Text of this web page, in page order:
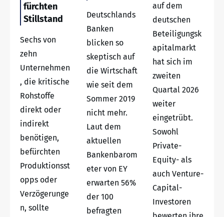
fürchten
Stillstand
Sechs von
zehn
Unternehmen
, die kritische
Rohstoffe
direkt oder
indirekt
benötigen,
befürchten
Produktionsst
opps oder
Verzögerunge
n, sollte
Deutschlands
Banken
blicken so
skeptisch auf
die Wirtschaft
wie seit dem
Sommer 2019
nicht mehr.
Laut dem
aktuellen
Bankenbarom
eter von EY
erwarten 56%
der 100
befragten
auf dem
deutschen
Beteiligungsk
apitalmarkt
hat sich im
zweiten
Quartal 2026
weiter
eingetrübt.
Sowohl
Private-
Equity- als
auch Venture-
Capital-
Investoren